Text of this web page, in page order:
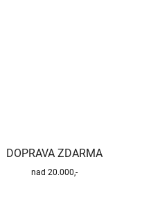
DOPRAVA ZDARMA
nad 20.000,-